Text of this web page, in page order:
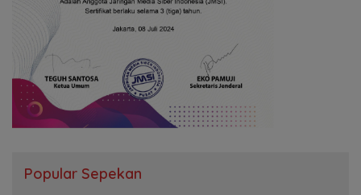
Popular Sepekan